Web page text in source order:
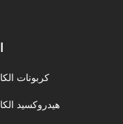
كربونات
هيدروكسيد